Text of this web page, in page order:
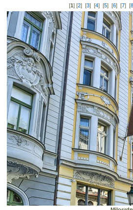
[1] [2] [3] [4] [5] [6] [7] [8